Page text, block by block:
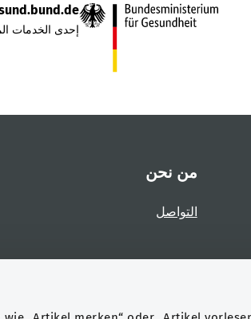
إحدى الخدمات
من نحن
التواصل